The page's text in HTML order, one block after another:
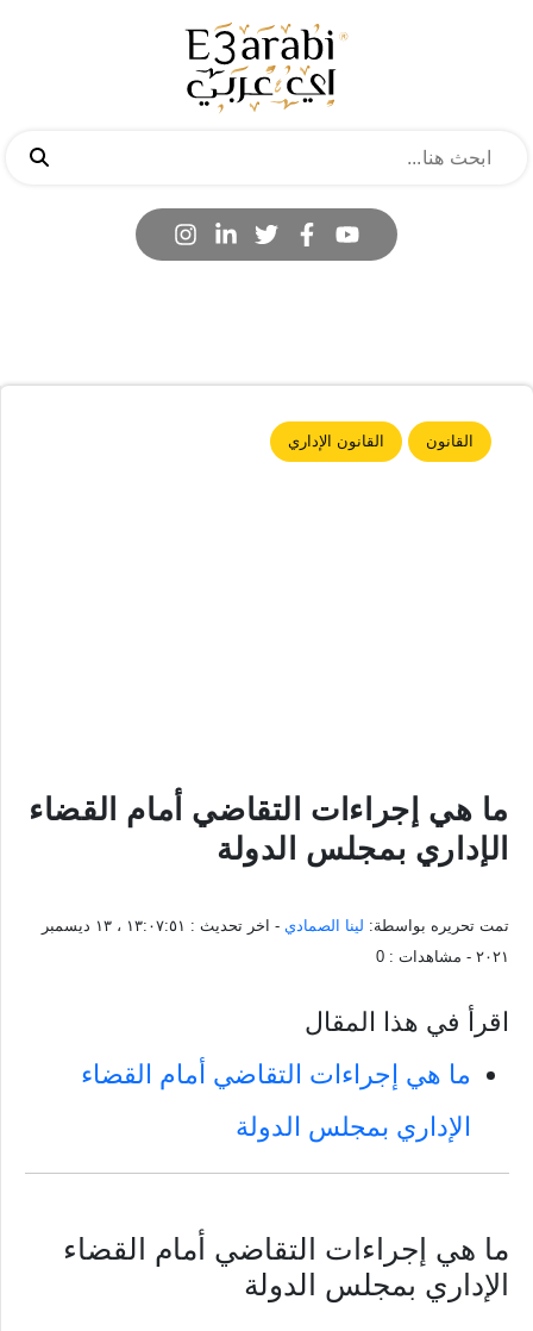
القانون القانون الإداري
ما هي إجراءات التقاضي أمام القضاء
الإداري بمجلس الدولة
تمت تحريره بواسطة: لينا الصمادي - اخر تحديث :
١٣:٠٧:٥١ ، ١٣ ديسمبر
٢٠٢١ - مشاهدات : 0
اقرأ في هذا المقال
ما هي إجراءات التقاضي أمام القضاء
الإداري بمجلس الدولة
ما هي إجراءات التقاضي أمام القضاء
الإداري بمجلس الدولة